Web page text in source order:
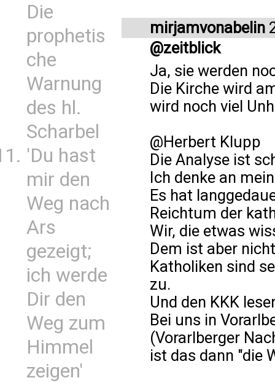
Die
prophetis
che
Warnung
des hl.
Scharbel
'Du hast
mir den
Weg nach
Ars
gezeigt;
ich werde
Dir den
Weg zum
Himmel
zeigen'
mirjamvonabelin
@zeitblick
Ja, sie werden
Die Kirche wird
wird noch viel
@Herbert Klupp
Die Analyse ist
Ich denke an
Es hat
Reichtum der
Wir, die etwas
Dem ist aber
Katholiken sind
zu.
Und den KKK
Bei uns in
(Vorarlberger
ist das dann "die